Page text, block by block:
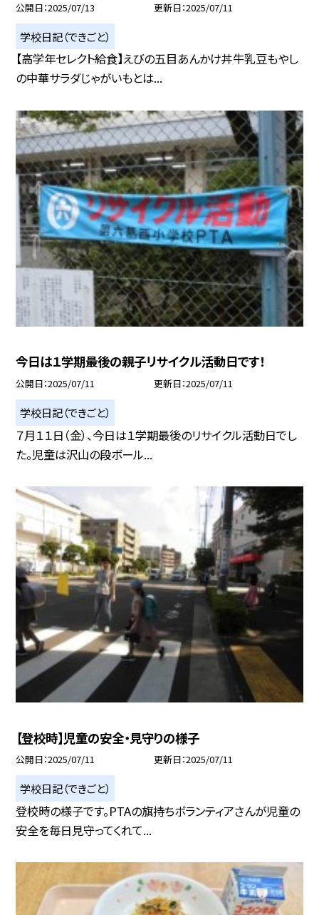
公開日 2025/07/13 更新日 2025/07/11
学校日記（できごと）
【高学年セレクト給食】えびの五目あんかけ丼牛乳豆もやし
の中華サラダじゃがいもとは...
今日は１学期最後の親子リサイクル活動日です！
公開日 2025/07/11 更新日 2025/07/11
学校日記（できごと）
７月１１日（金）、今日は１学期最後のリサイクル活動日でし
た。児童は沢山の段ボール...
【登校時】児童の安全・見守りの様子
公開日 2025/07/11 更新日 2025/07/11
学校日記（できごと）
登校時の様子です。PTAの旗持ちボランティアさんが児童の
安全を毎日見守ってくれて...